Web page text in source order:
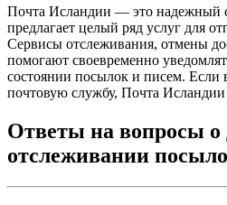
Почта Исландии — это надежный
предлагает целый ряд услуг для
Сервисы отслеживания, отмены
помогают своевременно
состоянии посылок и писем.
почтовую службу, Почта
Ответы на вопросы о
отслеживании